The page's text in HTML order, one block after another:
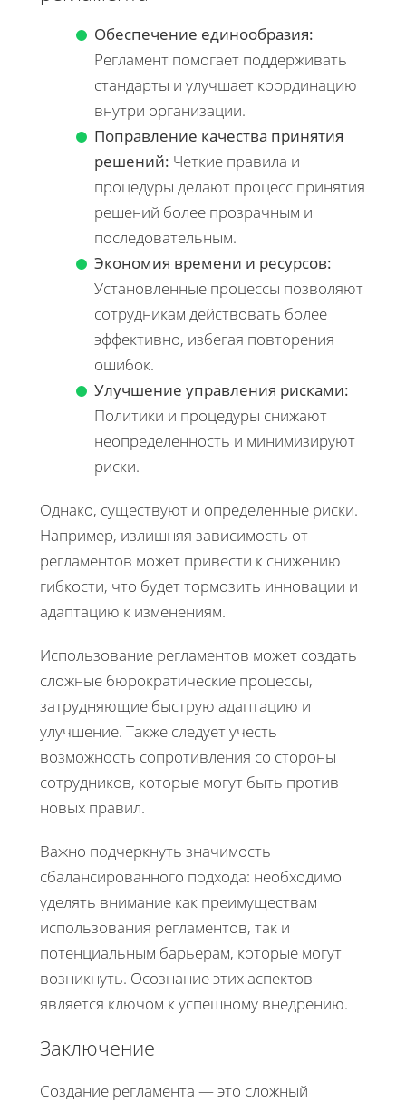
Обеспечение единообразия:
Регламент помогает поддерживать
стандарты и улучшает координацию
внутри организации.
Поправление качества принятия
решений: Четкие правила и
процедуры делают процесс принятия
решений более прозрачным и
последовательным.
Экономия времени и ресурсов:
Установленные процессы позволяют
сотрудникам действовать более
эффективно, избегая повторения
ошибок.
Улучшение управления рисками:
Политики и процедуры снижают
неопределенность и минимизируют
риски.
Однако, существуют и определенные риски.
Например, излишняя зависимость от
регламентов может привести к снижению
гибкости, что будет тормозить инновации и
адаптацию к изменениям.
Использование регламентов может создать
сложные бюрократические процессы,
затрудняющие быструю адаптацию и
улучшение. Также следует учесть
возможность сопротивления со стороны
сотрудников, которые могут быть против
новых правил.
Важно подчеркнуть значимость
сбалансированного подхода: необходимо
уделять внимание как преимуществам
использования регламентов, так и
потенциальным барьерам, которые могут
возникнуть. Осознание этих аспектов
является ключом к успешному внедрению.
Заключение
Создание регламента — это сложный